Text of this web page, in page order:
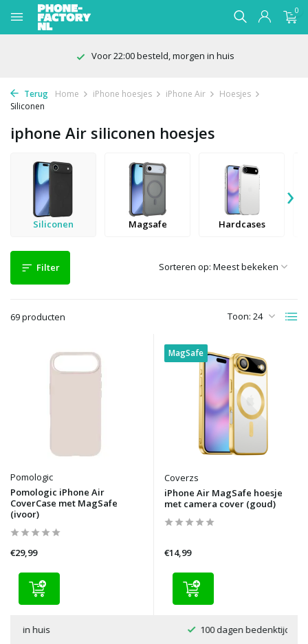
0
100 dagen bedenktijd
Terug Home iPhone hoesjes iPhone Air
Hoesjes
Siliconen
iphone Air siliconen hoesjes
Siliconen Magsafe Hardcases
›
Filter
69 producten Toon:
Sorteren op:
Pomologic
Pomologic iPhone Air
CoverCase met MagSafe
(ivoor)
€29,99
MagSafe
Coverzs
iPhone Air MagSafe hoesje
met camera cover (goud)
€14,99
100 dagen bedenktijd